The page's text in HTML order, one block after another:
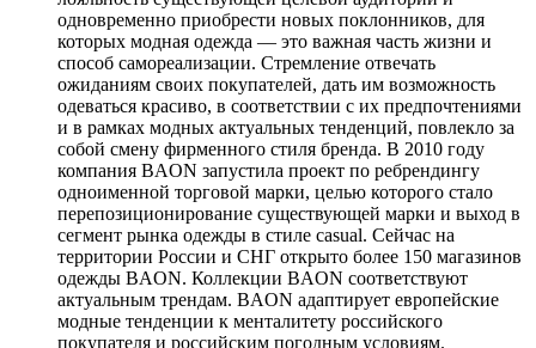
одновременно приобрести новых поклонников, для
которых модная одежда — это важная часть жизни и
способ самореализации. Стремление отвечать
ожиданиям своих покупателей, дать им возможность
одеваться красиво, в соответствии с их предпочтениями
и в рамках модных актуальных тенденций, повлекло за
собой смену фирменного стиля бренда. В 2010 году
компания BAON запустила проект по ребрендингу
одноименной торговой марки, целью которого стало
перепозиционирование существующей марки и выход в
сегмент рынка одежды в стиле casual. Сейчас на
территории России и СНГ открыто более 150 магазинов
одежды BAON. Коллекции BAON соответствуют
актуальным трендам. BAON адаптирует европейские
модные тенденции к менталитету российского
покупателя и российским погодным условиям.